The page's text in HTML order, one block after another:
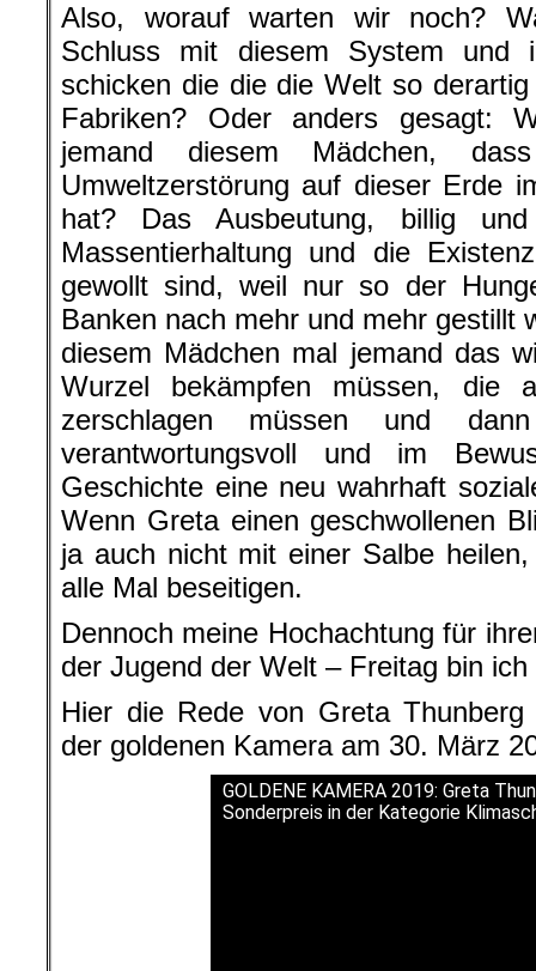
Also, worauf warten wir noch?
Schluss mit diesem System und
schicken die die die Welt so
Fabriken? Oder anders gesagt:
jemand diesem Mädchen,
Umweltzerstörung auf dieser Erde
hat? Das Ausbeutung, billig und
Massentierhaltung und die
gewollt sind, weil nur so der
Banken nach mehr und mehr gestillt
diesem Mädchen mal jemand das
Wurzel bekämpfen müssen, die
zerschlagen müssen und
verantwortungsvoll und im
Geschichte eine neu wahrhaft
Wenn Greta einen geschwollenen
ja auch nicht mit einer Salbe
alle Mal beseitigen.
Dennoch meine Hochachtung für
der Jugend der Welt – Freitag bin
Hier die Rede von Greta Thunberg
der goldenen Kamera am 30. März
GOLDENE KAMERA 2019: Greta
Sonderpreis in der Kategorie